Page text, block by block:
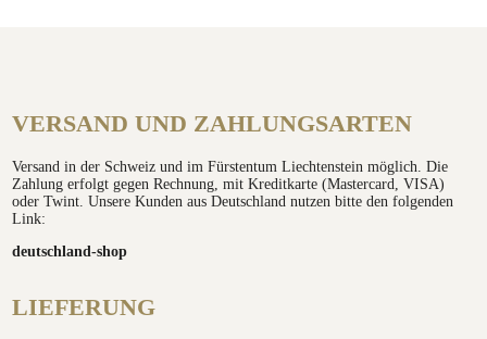
VERSAND UND ZAHLUNGSARTEN
Versand in der Schweiz und im Fürstentum Liechtenstein möglich. Die
Zahlung erfolgt gegen Rechnung, mit Kreditkarte (Mastercard, VISA)
oder Twint. Unsere Kunden aus Deutschland nutzen bitte den folgenden
Link:
deutschland-shop
LIEFERUNG